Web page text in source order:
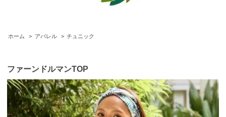
ホーム > アパレル > チュニック
ファーンドルマンTOP